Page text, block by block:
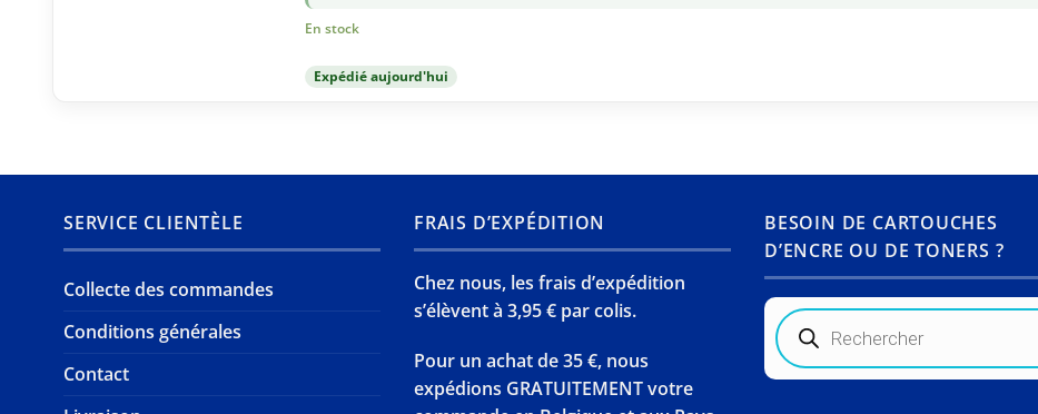
En stock
Expédié aujourd'hui
SERVICE CLIENTÈLE
Collecte des commandes
Conditions générales
Contact
FRAIS D’EXPÉDITION
Chez nous, les frais d’expédition
s’élèvent à 3,95 € par colis.
Pour un achat de 35 €, nous
expédions GRATUITEMENT votre
BESOIN DE CARTOUCHES
D’ENCRE OU DE TONERS ?
Recherche
de
produits